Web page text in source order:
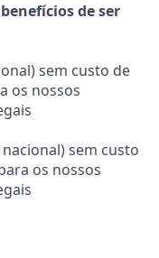
de ser
sem custo de
os nossos
sem custo
os nossos